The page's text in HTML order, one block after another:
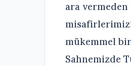
ara vermeden
mükemmel
Sahnemizde